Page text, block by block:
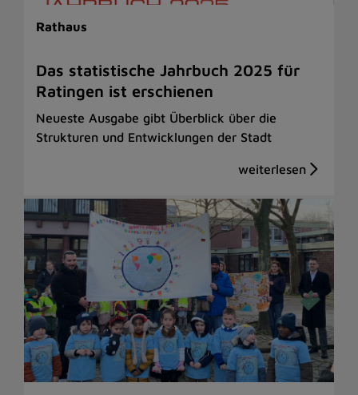
Rathaus
Das statistische Jahrbuch 2025 für
Ratingen ist erschienen
Neueste Ausgabe gibt Überblick über die
Strukturen und Entwicklungen der Stadt